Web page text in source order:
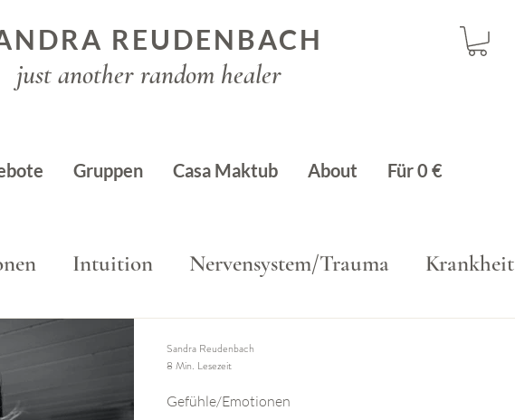
REUDENBACH
just another random healer
Gruppen Casa Maktub About Für 0 €
Intuition Nervensystem/Trauma Krankheit
Gefühle/Emotionen
Sandra Reudenbach
8 Min. Lesezeit